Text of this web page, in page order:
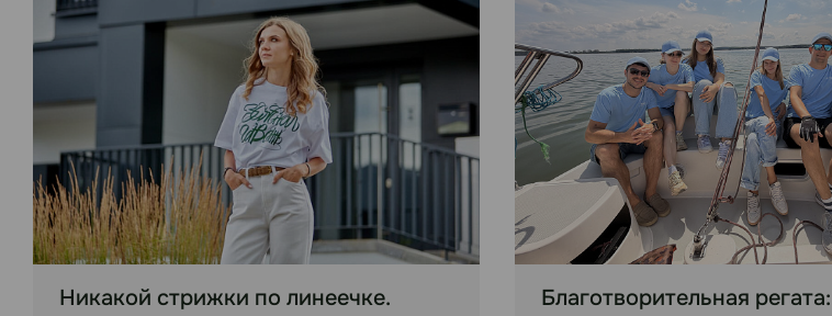
Никакой стрижки по линеечке.
Благотворительная регата: